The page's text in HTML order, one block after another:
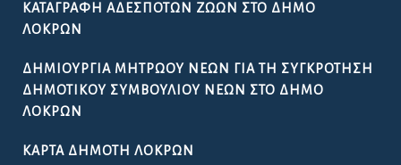
ΚΑΤΑΓΡΑΦΉ ΑΔΈΣΠΟΤΩΝ ΖΏΩΝ ΣΤΟ ΔΉΜΟ
ΛΟΚΡΏΝ
ΔΗΜΙΟΥΡΓΊΑ ΜΗΤΡΏΟΥ ΝΈΩΝ ΓΙΑ ΤΗ ΣΥΓΚΡΌΤΗΣΗ
ΔΗΜΟΤΙΚΟΎ ΣΥΜΒΟΥΛΊΟΥ ΝΈΩΝ ΣΤΟ ΔΉΜΟ
ΛΟΚΡΏΝ
ΚΆΡΤΑ ΔΗΜΌΤΗ ΛΟΚΡΏΝ